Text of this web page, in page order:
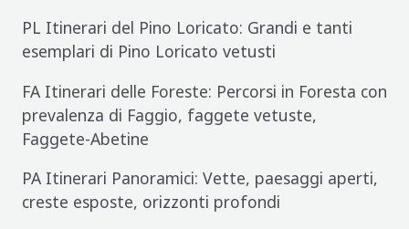
PL Itinerari del Pino Loricato: Grandi e tanti
esemplari di Pino Loricato vetusti
FA Itinerari delle Foreste: Percorsi in Foresta con
prevalenza di Faggio, faggete vetuste,
Faggete-Abetine
PA Itinerari Panoramici: Vette, paesaggi aperti,
creste esposte, orizzonti profondi